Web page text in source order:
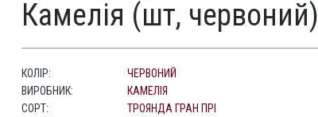
Камелія (шт, червоний)
КОЛІР:
ЧЕРВОНИЙ
ВИРОБНИК:
КАМЕЛІЯ
СОРТ:
ТРОЯНДА ГРАН ПРІ